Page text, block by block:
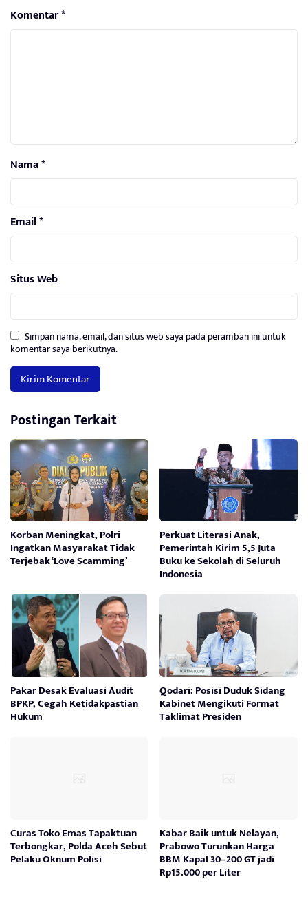
Komentar*
Nama*
Email*
Situs Web
Simpan nama, email, dan situs web saya pada peramban ini untuk
komentar saya berikutnya.
Postingan Terkait
Korban Meningkat, Polri
Ingatkan Masyarakat Tidak
Terjebak ‘Love Scamming’
Perkuat Literasi Anak,
Pemerintah Kirim 5,5 Juta
Buku ke Sekolah di Seluruh
Indonesia
Pakar Desak Evaluasi Audit
BPKP, Cegah Ketidakpastian
Hukum
Qodari: Posisi Duduk Sidang
Kabinet Mengikuti Format
Taklimat Presiden
Curas Toko Emas Tapaktuan
Terbongkar, Polda Aceh Sebut
Pelaku Oknum Polisi
Kabar Baik untuk Nelayan,
Prabowo Turunkan Harga
BBM Kapal 30–200 GT jadi
Rp15.000 per Liter